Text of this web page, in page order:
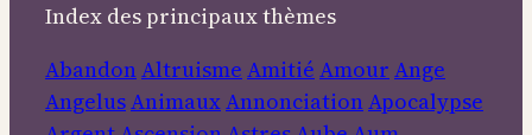
Index des principaux thèmes
AbandonAltruisme Amitié Amour Ange
AngelusAnimauxAnnonciationApocalypse